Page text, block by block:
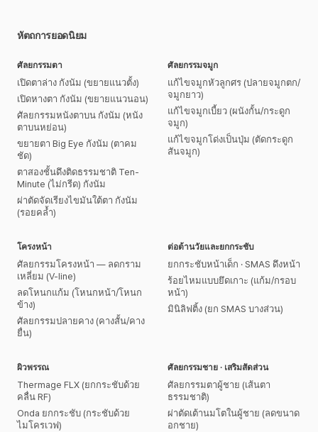
หัตถการยอดนิยม
ศัลยกรรมตา
เปิดตาล่าง กังนัม (ขยายแนวตั้ง)
เปิดหางตา กังนัม (ขยายแนวนอน)
ศัลยกรรมหนังตาบน กังนัม (หนัง
ตาบนหย่อน)
ขยายตา Big Eye กังนัม (ตาคม
ชัด)
ตาสองชั้นดึงติดธรรมชาติ Ten-
Minute (ไม่กรีด) กังนัม
ผ่าตัดจัดเรียงไขมันใต้ตา กังนัม
(รอยคล้ำ)
ศัลยกรรมจมูก
แก้ไขจมูกหัวลูกศร (ปลายจมูกตก/
จมูกยาว)
แก้ไขจมูกเบี้ยว (ผนังกั้น/กระดูก
จมูก)
แก้ไขจมูกโด่งเป็นปุ่ม (ตัดกระดูก
สันจมูก)
โครงหน้า
ศัลยกรรมโครงหน้า — ลดกราม
เหลี่ยม (V-line)
ลดโหนกแก้ม (โหนกหน้า/โหนก
ข้าง)
ศัลยกรรมปลายคาง (คางสั้น/คาง
ยื่น)
ต่อต้านวัยและยกกระชับ
ยกกระชับหน้าเด็ก · SMAS ดึงหน้า
ร้อยไหมแบบยึดเกาะ (แก้ม/กรอบ
หน้า)
มินิลิฟติ้ง (ยก SMAS บางส่วน)
ผิวพรรณ
Thermage FLX (ยกกระชับด้วย
คลื่น RF)
Onda ยกกระชับ (กระชับด้วย
ไมโครเวฟ)
ศัลยกรรมชาย · เสริมสัดส่วน
ศัลยกรรมตาผู้ชาย (เส้นตา
ธรรมชาติ)
ผ่าตัดเต้านมโตในผู้ชาย (ลดขนาด
อกชาย)